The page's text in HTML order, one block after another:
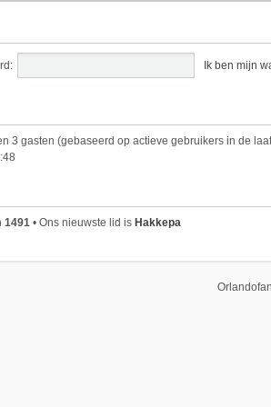
Ik ben mijn
3 gasten (gebaseerd op actieve gebruikers in de
1491 • Ons nieuwste lid is Hakkepa